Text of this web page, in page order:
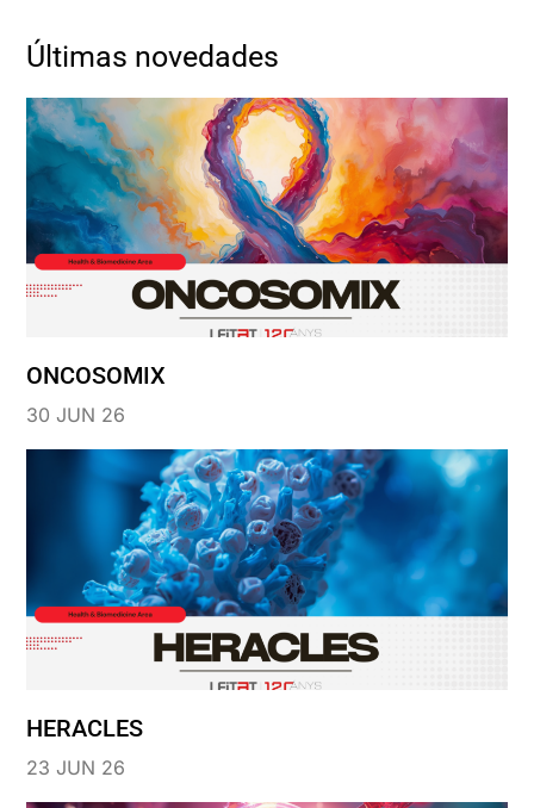
Últimas novedades
ONCOSOMIX
30 JUN 26
HERACLES
23 JUN 26